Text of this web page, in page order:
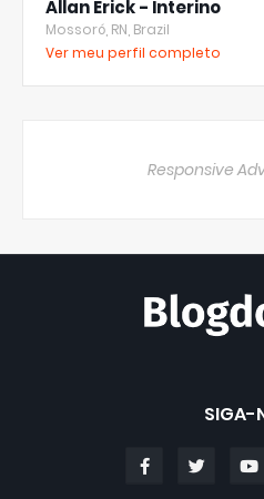
Allan Erick - Interino
Mossoró, RN, Brazil
Ver meu perfil completo
Responsive
SIGA-